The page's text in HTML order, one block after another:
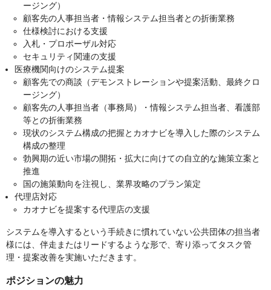
ージング）
顧客先の人事担当者・情報システム担当者との折衝業務
仕様検討における支援
入札・プロポーザル対応
セキュリティ関連の支援
医療機関向けのシステム提案
顧客先での商談（デモンストレーションや提案活動、最終クロ
ージング）
顧客先の人事担当者（事務局）・情報システム担当者、看護部
等との折衝業務
現状のシステム構成の把握とカオナビを導入した際のシステム
構成の整理
勃興期の近い市場の開拓・拡大に向けての自立的な施策立案と
推進
国の施策動向を注視し、業界攻略のプラン策定
代理店対応
カオナビを提案する代理店の支援
システムを導入するという手続きに慣れていない公共団体の担当者
様には、伴走またはリードするような形で、寄り添ってタスク管
理・提案改善を実施いただきます。
ポジションの魅力